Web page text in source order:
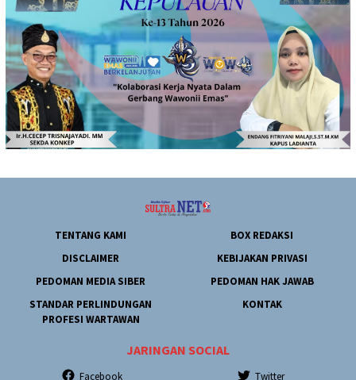
TENTANG KAMI
BOX REDAKSI
DISCLAIMER
KEBIJAKAN PRIVASI
PEDOMAN MEDIA SIBER
PEDOMAN HAK JAWAB
STANDAR PERLINDUNGAN
PROFESI WARTAWAN
KONTAK
JARINGAN SOCIAL
Facebook
Twitter